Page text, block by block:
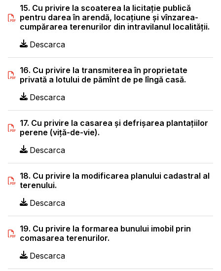
15. Cu privire la scoaterea la licitaţie publică
pentru darea în arendă, locaţiune şi vînzarea-
cumpărarea terenurilor din intravilanul localităţii.
Descarca
16. Cu privire la transmiterea în proprietate
privată a lotului de pămînt de pe lîngă casă.
Descarca
17. Cu privire la casarea şi defrişarea plantaţiilor
perene (viţă-de-vie).
Descarca
18. Cu privire la modificarea planului cadastral al
terenului.
Descarca
19. Cu privire la formarea bunului imobil prin
comasarea terenurilor.
Descarca